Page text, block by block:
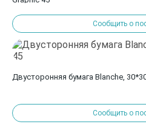
Сообщить о
Двусторонняя бумага Blanche,
Сообщить о